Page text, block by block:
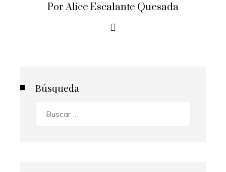
Por Alice Escalante Quesada
Búsqueda